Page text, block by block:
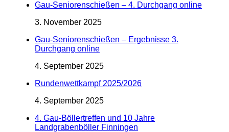
Gau-Seniorenschießen – 4. Durchgang online
3. November 2025
Gau-Seniorenschießen – Ergebnisse 3.
Durchgang online
4. September 2025
Rundenwettkampf 2025/2026
4. September 2025
4. Gau-Böllertreffen und 10 Jahre
Landgrabenböller Finningen